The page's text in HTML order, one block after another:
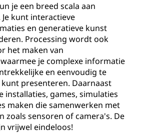
je een breed scala aan
kunt interactieve
en generatieve kunst
Processing wordt ook
het maken van
je complexe informatie
en eenvoudig te
presenteren. Daarnaast
installaties, games, simulaties
maken die samenwerken met
zoals sensoren of camera's. De
vrijwel eindeloos!